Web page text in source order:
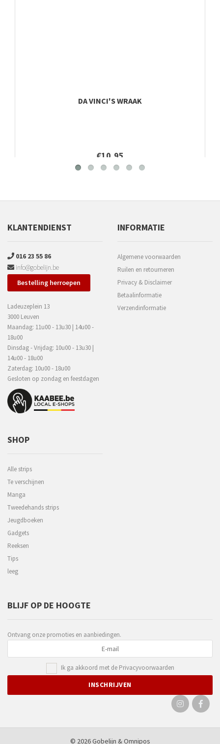
DA VINCI'S WRAAK
€10,95
KLANTENDIENST
016 23 55 86
info@gobelijn.be
Bestelling herroepen
Ladeuzeplein 13
3000 Leuven
Maandag: 11u00 - 13u30 | 14u00 -
18u00
Dinsdag - Vrijdag: 10u00 - 13u30 |
14u00 - 18u00
Zaterdag: 10u00 - 18u00
Gesloten op zondag en feestdagen
INFORMATIE
Algemene voorwaarden
Ruilen en retourneren
Privacy & Disclaimer
Betaalinformatie
Verzendinformatie
SHOP
Alle strips
Te verschijnen
Manga
Tweedehands strips
Jeugdboeken
Gadgets
Reeksen
Tips
leeg
BLIJF OP DE HOOGTE
Ontvang onze promoties en aanbiedingen.
Ik ga akkoord met de Privacyvoorwaarden
© 2026 Gobelijn &Omnipos